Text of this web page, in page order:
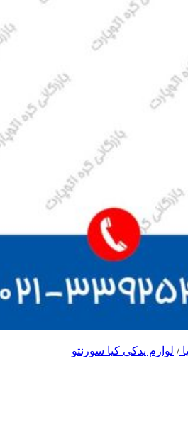
/ لوازم یدکی کیا سورنتو